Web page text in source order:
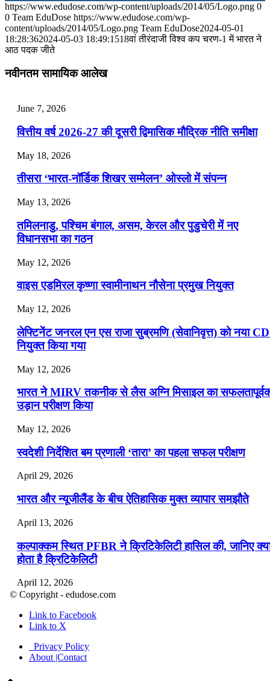
July 28, 2026
📝 डेली करेंट अफेयर्स: 25-27 जुलाई 2026
July 22, 2026
📝 डेली करेंट अफेयर्स: 19-21 जुलाई 2026
July 19, 2026
📝 डेली करेंट अफेयर्स: 16-18 जुलाई 2026
July 16, 2026
📝 डेली करेंट अफेयर्स: 13-15 जुलाई 2026
https://www.edudose.com/wp-content/uploads/2014/05/Logo.png 0
0 Team EduDose https://www.edudose.com/wp-
content/uploads/2014/05/Logo.png Team EduDose2024-05-01
18:28:362024-05-03 18:49:1518वां तीरंदाजी विश्व कप चरण-1 में भारत ने
आठ पदक जीते
नवीनतम सामायिक आलेख
June 7, 2026
वित्तीय वर्ष 2026-27 की दूसरी द्विमासिक मौद्रिक नीति समीक्षा
May 18, 2026
तीसरा ‘भारत-नॉर्डिक शिखर सम्मेलन’ ओस्लो में संपन्न
May 13, 2026
तमिलनाडु, पश्चिम बंगाल, असम, केरल और पुडुचेरी में नए
विधानसभा का गठन
May 12, 2026
वाइस एडमिरल कृष्णा स्वामीनाथन नौसेना प्रमुख नियुक्त
May 12, 2026
लेफ्टिनेंट जनरल एन एस राजा सुब्रमणि (सेवानिवृत्त) को नया
नियुक्त किया गया
May 12, 2026
भारत ने MIRV तकनीक से लैस अग्नि मिसाइल का
उड़ान परीक्षण किया
May 12, 2026
स्वदेशी निर्देशित बम प्रणाली ‘तारा’ का पहला सफल परीक्षण
April 29, 2026
भारत और न्यूजीलैंड के बीच ऐतिहासिक मुक्त व्यापार समझौते
April 13, 2026
कल्पाक्कम स्थित PFBR ने क्रिटिकेलिटी हासिल की, जानिए
होता है क्रिटिकेलिटी
April 12, 2026
April 9, 2026
नासा का आर्टेमिस-2 मिशन: मनुष्य एक बार फिर से चंद्रमा के
पहुंचा
© Copyright - edudose.com
Link to Facebook
Link to X
Privacy Policy
About |Contact